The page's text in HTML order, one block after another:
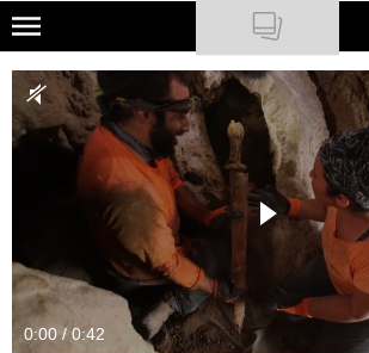
Skip
main
content
NATIONAL GEOGRAPHIC
TRAVELER
PODCASTY
Newsletter
Cuda Polski
0:00 / 0:42